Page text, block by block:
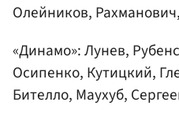
Олейников,
«Динамо»: Лунев,
Осипенко, Кутицкий,
Бителло, Маухуб,